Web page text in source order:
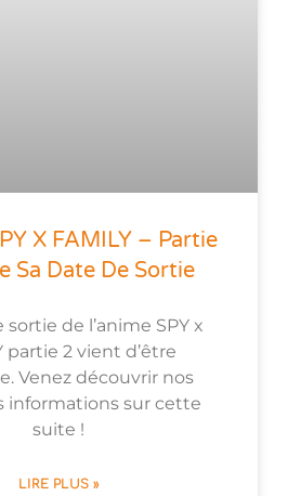
X FAMILY – Partie
Sa Date De Sortie
sortie de l’anime SPY x
partie 2 vient d’être
Venez découvrir nos
informations sur cette
suite !
LIRE PLUS »